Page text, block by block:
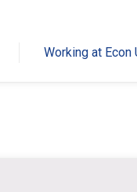
Working at Econ